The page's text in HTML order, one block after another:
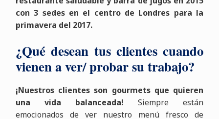
con 3 sedes en el centro de Londres para la
primavera del 2017.
¿Qué desean tus clientes cuando
vienen a ver/ probar su trabajo?
¡Nuestros clientes son gourmets que quieren
una vida balanceada! Siempre están
emocionados de ver nuestro menú fresco de